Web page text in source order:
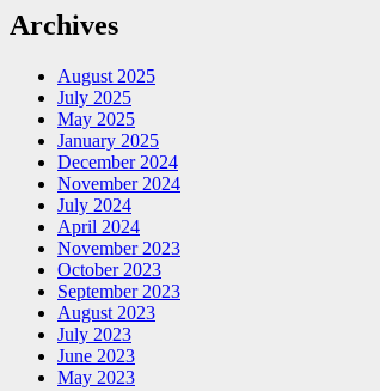
Archives
August 2025
July 2025
May 2025
January 2025
December 2024
November 2024
July 2024
April 2024
November 2023
October 2023
September 2023
August 2023
July 2023
June 2023
May 2023